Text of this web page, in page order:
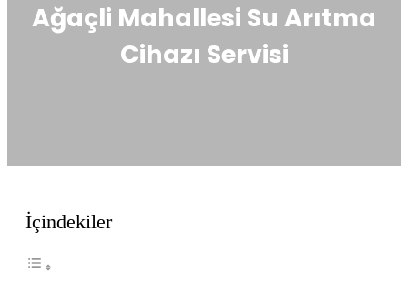
Ağaçli Mahallesi Su Arıtma
Cihazı Servisi
İçindekiler